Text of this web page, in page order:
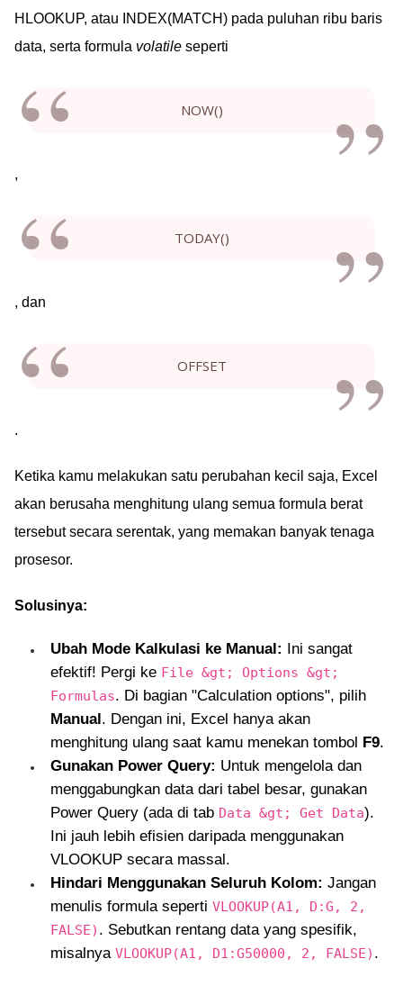
HLOOKUP, atau INDEX(MATCH) pada puluhan ribu baris
data, serta formula volatile seperti
NOW()
,
TODAY()
, dan
OFFSET
.
Ketika kamu melakukan satu perubahan kecil saja, Excel
akan berusaha menghitung ulang semua formula berat
tersebut secara serentak, yang memakan banyak tenaga
prosesor.
Solusinya:
Ubah Mode Kalkulasi ke Manual: Ini sangat
efektif! Pergi ke File &gt; Options &gt;
Formulas. Di bagian "Calculation options", pilih
Manual. Dengan ini, Excel hanya akan
menghitung ulang saat kamu menekan tombol F9.
Gunakan Power Query: Untuk mengelola dan
menggabungkan data dari tabel besar, gunakan
Power Query (ada di tab Data &gt; Get Data).
Ini jauh lebih efisien daripada menggunakan
VLOOKUP secara massal.
Hindari Menggunakan Seluruh Kolom: Jangan
menulis formula seperti VLOOKUP(A1, D:G, 2,
FALSE) . Sebutkan rentang data yang spesifik,
misalnya VLOOKUP(A1, D1:G50000, 2, FALSE) .